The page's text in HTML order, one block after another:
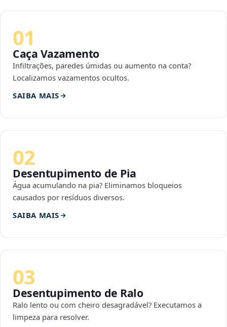
01
Caça Vazamento
Infiltrações, paredes úmidas ou aumento na conta?
Localizamos vazamentos ocultos.
SAIBA MAIS
02
Desentupimento de Pia
Água acumulando na pia? Eliminamos bloqueios
causados por resíduos diversos.
SAIBA MAIS
03
Desentupimento de Ralo
Ralo lento ou com cheiro desagradável? Executamos a
limpeza para resolver.